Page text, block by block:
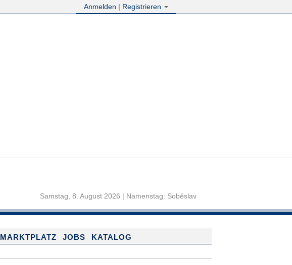
Anmelden | Registrieren
Samstag, 8. August 2026 | Namenstag: Soběslav
MARKTPLATZ JOBS
KATALOG